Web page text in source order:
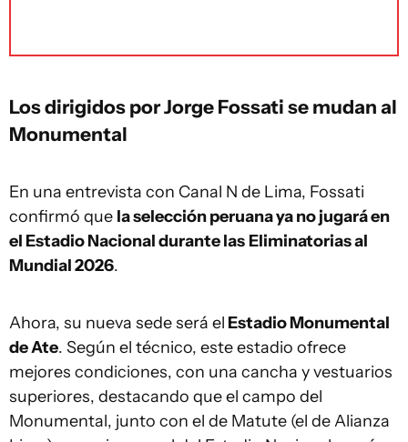
Los dirigidos por Jorge Fossati se mudan al
Monumental
En una entrevista con Canal N de Lima, Fossati
confirmó que la selección peruana ya no jugará en
el Estadio Nacional durante las Eliminatorias al
Mundial 2026.
Ahora, su nueva sede será el Estadio Monumental
de Ate. Según el técnico, este estadio ofrece
mejores condiciones, con una cancha y vestuarios
superiores, destacando que el campo del
Monumental, junto con el de Matute (el de Alianza